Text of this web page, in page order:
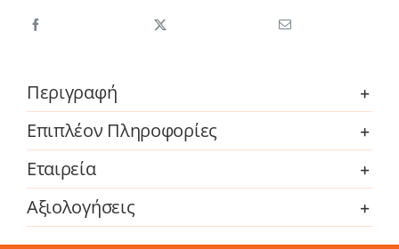
Περιγραφή
Επιπλέον Πληροφορίες
Εταιρεία
Αξιολογήσεις